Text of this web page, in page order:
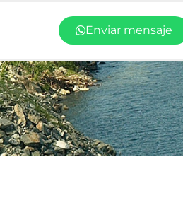
Enviar mensaje